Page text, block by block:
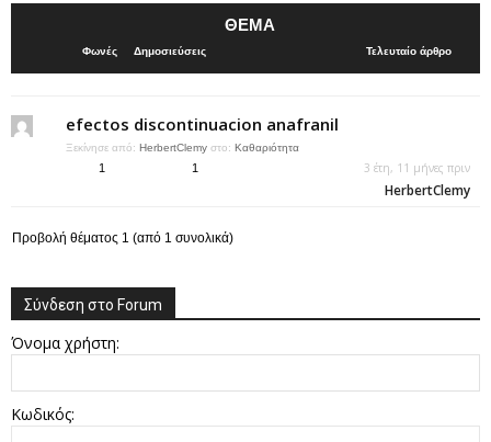
ΘΈΜΑ
Φωνές Δημοσιεύσεις Τελευταίο άρθρο
efectos discontinuacion anafranil
Ξεκίνησε από: HerbertClemy στο: Καθαριότητα
1 1 3 έτη, 11 μήνες πριν
HerbertClemy
Προβολή θέματος 1 (από 1 συνολικά)
Σύνδεση στο Forum
Όνομα χρήστη:
Κωδικός: